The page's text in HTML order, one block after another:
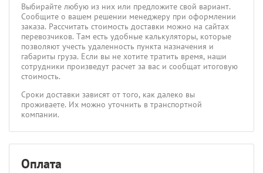
Выбирайте любую из них или предложите свой вариант.
Сообщите о вашем решении менеджеру при оформлении
заказа. Рассчитать стоимость доставки можно на сайтах
перевозчиков. Там есть удобные калькуляторы, которые
позволяют учесть удаленность пункта назначения и
габариты груза. Если вы не хотите тратить время, наши
сотрудники произведут расчет за вас и сообщат итоговую
стоимость.
Сроки доставки зависят от того, как далеко вы
проживаете. Их можно уточнить в транспортной
компании.
Оплата